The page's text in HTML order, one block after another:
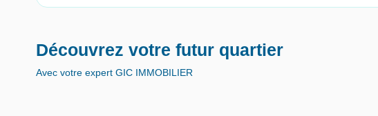
Découvrez votre futur quartier
Avec votre expert GIC IMMOBILIER